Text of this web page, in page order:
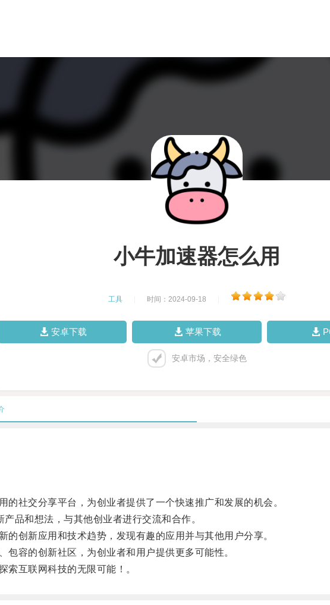
小牛加速器怎么用
工具 时间：2024-09-18
安卓下载 苹果下载
安卓市场，安全绿色
社交分享平台，为创业者提供了一个快速推广和发展的机会。
和想法，与其他创业者进行交流和合作。
创新应用和技术趋势，发现有趣的应用并与其他用户分享。
容的创新社区，为创业者和用户提供更多可能性。
互联网科技的无限可能！。